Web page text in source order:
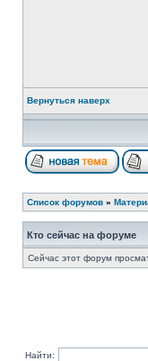
Вернуться наверх
Список форумов »
Кто сейчас на форуме
Сейчас этот форум
Найти: